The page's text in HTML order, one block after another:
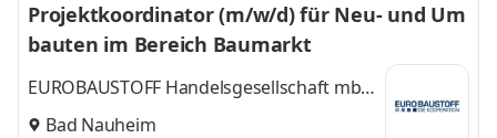
Projektkoordinator (m/w/d) für Neu- und Um
bauten im Bereich Baumarkt
EUROBAUSTOFF Handelsgesellschaft mbH
& Co. KG
Bad Nauheim